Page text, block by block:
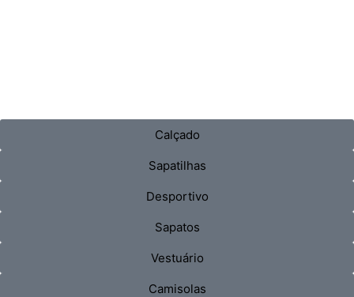
Calçado
Sapatilhas
Desportivo
Sapatos
Vestuário
Camisolas